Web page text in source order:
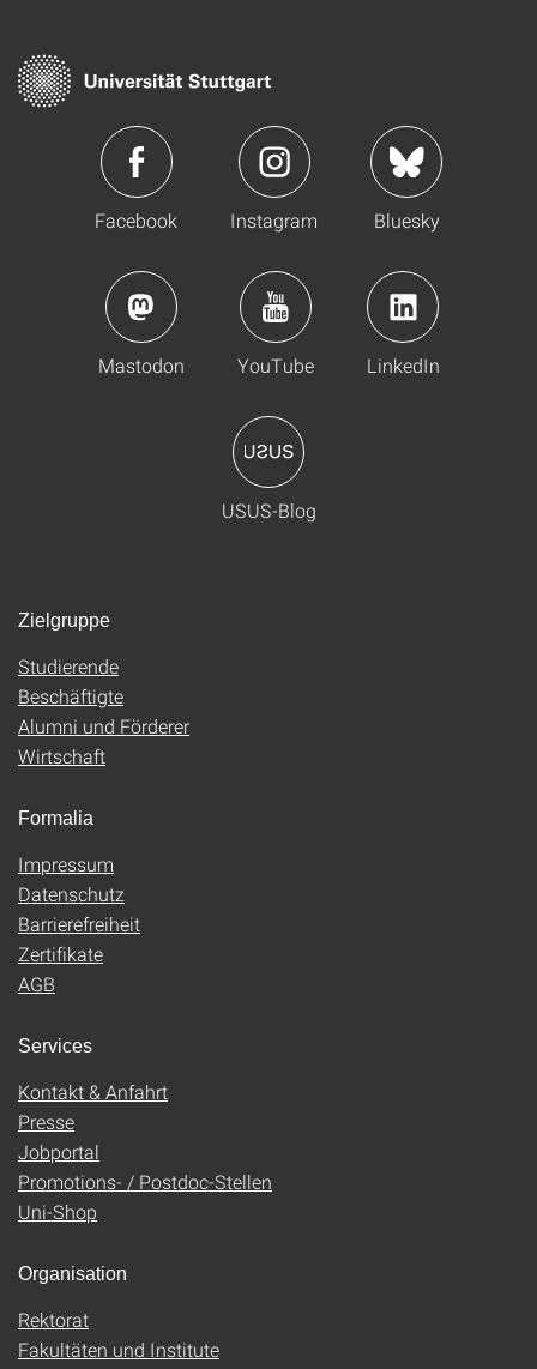
Facebook Instagram Bluesky
Mastodon YouTube LinkedIn
USUS-Blog
Zielgruppe
Studierende
Beschäftigte
Alumni und Förderer
Wirtschaft
Formalia
Impressum
Datenschutz
Barrierefreiheit
Zertifikate
AGB
Services
Kontakt & Anfahrt
Presse
Jobportal
Promotions- / Postdoc-Stellen
Uni-Shop
Organisation
Rektorat
Fakultäten und Institute